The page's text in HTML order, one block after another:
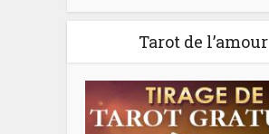
Tarot de l’amour